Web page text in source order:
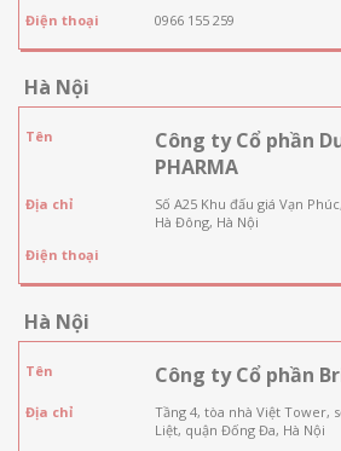
Điện thoại
0966 155 259
Hà Nội
Tên
Công ty Cổ phần
PHARMA
Địa chỉ
Số A25 Khu đấu giá Vạn
Hà Đông, Hà Nội
Điện thoại
Hà Nội
Tên Công ty Cổ phần
Địa chỉ
Tầng 4, tòa nhà Việt Tower,
Liệt, quận Đống Đa, Hà Nội